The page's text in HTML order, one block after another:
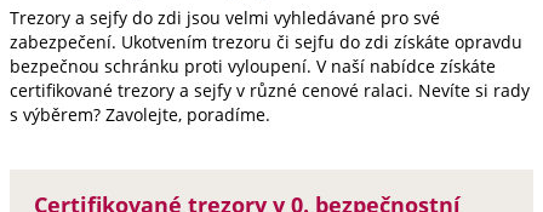
Trezory a sejfy do zdi jsou velmi vyhledávané pro své
zabezpečení. Ukotvením trezoru či sejfu do zdi získáte opravdu
bezpečnou schránku proti vyloupení. V naší nabídce získáte
certifikované trezory a sejfy v různé cenové ralaci. Nevíte si rady
s výběrem? Zavolejte, poradíme.
Certifikované trezory v 0. bezpečnostní